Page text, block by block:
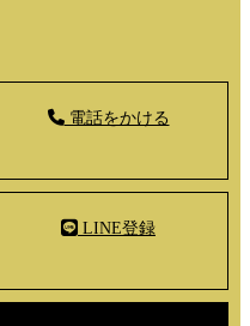
電話をかける
LINE登録